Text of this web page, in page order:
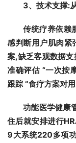
3、技术支撑:
传统疗养依赖
感判断用户肌肉紧
案,缺乏客观数据
准确评估 “一次按
跟踪 “食疗方案对
功能医学健康
住后就安排进行
9大系统220多项